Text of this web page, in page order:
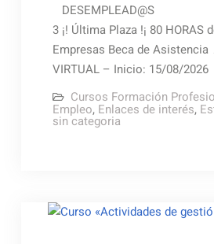
3 ¡! Última Plaza !¡ 80 HORAS
Empresas Beca de Asistencia
VIRTUAL – Inicio: 15/08/2026
Cursos Formación
Empleo, Enlaces de interés,
sin categoria